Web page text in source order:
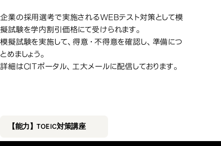
各種適性検査模擬試験
企業の採用選考で実施されるWEBテスト対策として模
擬試験を学内割引価格にて受けられます。
模擬試験を実施して、得意・不得意を確認し、準備につ
とめましょう。
詳細はCITポータル、工大メールに配信しております。
能力開発講座（語学）
【能力】TOEIC対策講座